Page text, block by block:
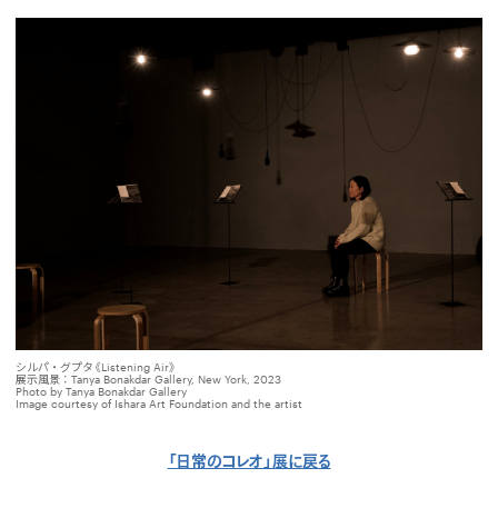
シルパ・グプタ《Listening Air》
展示風景：Tanya Bonakdar Gallery, New York, 2023
Photo by Tanya Bonakdar Gallery
Image courtesy of Ishara Art Foundation and the artist
「日常のコレオ」展に戻る